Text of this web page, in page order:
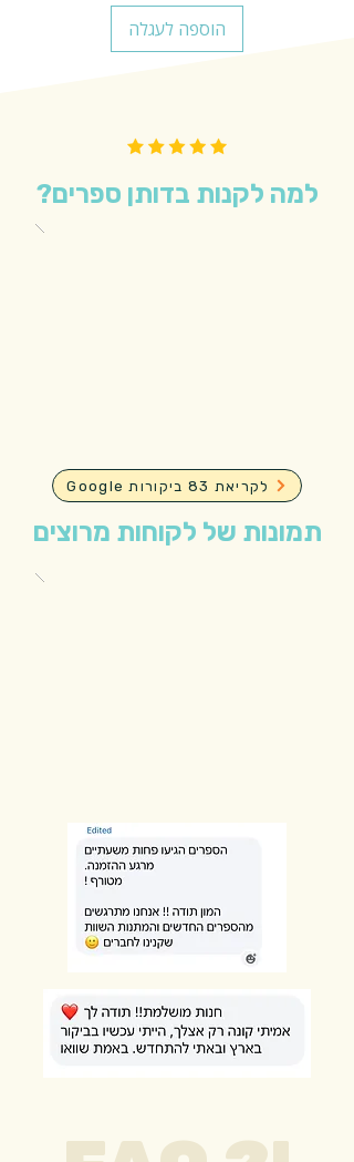
הוספה לעגלה
למה לקנות בדותן ספרים?
Google לקריאת 83 ביקורות
תמונות של לקוחות מרוצים